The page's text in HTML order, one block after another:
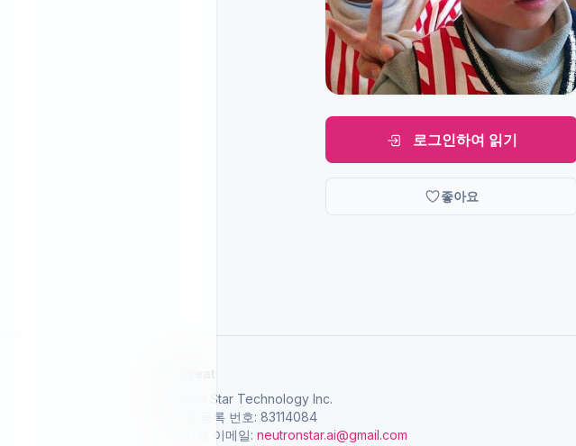
로그인하여 읽기
좋아요
Neutron Star Technology Inc.
사업자 등록 번호: 83114084
고객지원 이메일: neutronstar.ai@gmail.com